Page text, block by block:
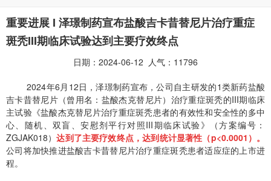
重要进展 I 泽璟制药宣布盐酸吉卡昔替尼片治疗重症
斑秃III期临床试验达到主要疗效终点
日期：2024-06-12 人气：11796
2024年6月12日，泽璟制药宣布，公司自主研发的1类新药盐酸
吉卡昔替尼片（曾用名：盐酸杰克替尼片）治疗重症斑秃的III期临床
主试验《盐酸杰克替尼片治疗重症斑秃患者的有效性和安全性的多中
心、随机、双盲、安慰剂平行对照III期临床试验》（方案编号：
ZGJAK018）达到了主要疗效终点，达到统计显著性（p<0.0001）。
公司将加快推进盐酸吉卡昔替尼片治疗重症斑秃患者适应症的上市进
程。